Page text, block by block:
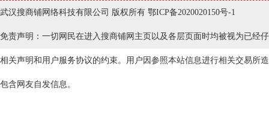
武汉搜商铺网络科技有限公司 版权所有 鄂ICP备2020020150号-1
免责声明：一切网民在进入搜商铺网主页以及各层页面时均被视为已经
相关声明和用户服务协议的约束。用户因参照本站信息进行相关交易所
包含网友自发信息。